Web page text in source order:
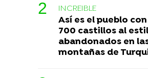
INCREIBLE
Así es el pueblo
700 castillos al
abandonados en
montañas de